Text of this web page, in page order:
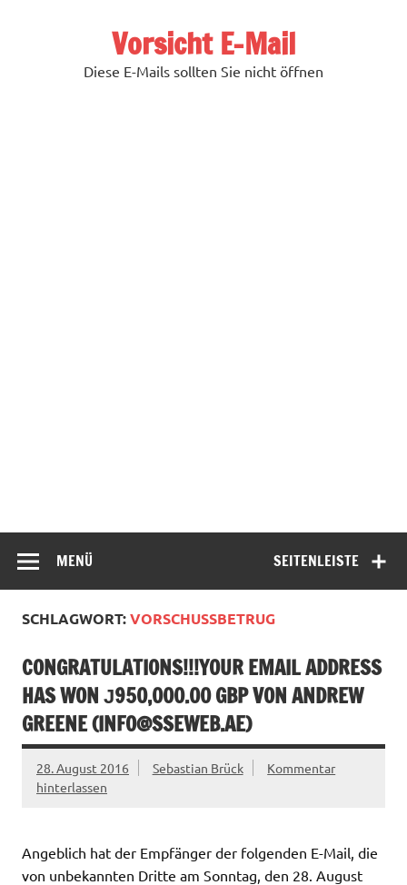
Vorsicht E-Mail
Diese E-Mails sollten Sie nicht öffnen
SEITENLEISTE
MENÜ
SCHLAGWORT:VORSCHUSSBETRUG
CONGRATULATIONS!!!YOUR EMAIL ADDRESS
HAS WON Ј950,000.00 GBP VON ANDREW
GREENE (INFO@SSEWEB.AE)
28. August 2016 Sebastian Brück
Kommentar
hinterlassen
Angeblich hat der Empfänger der folgenden E-Mail, die
von unbekannten Dritte am Sonntag, den 28. August